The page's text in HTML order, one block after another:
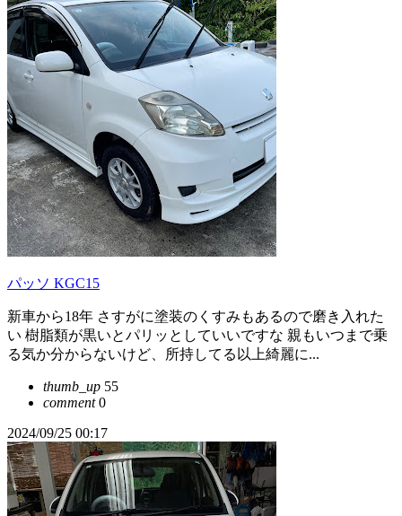
パッソ KGC15
新車から18年 さすがに塗装のくすみもあるので磨き入れた
い 樹脂類が黒いとパリッとしていいですな 親もいつまで乗
る気か分からないけど、所持してる以上綺麗に...
thumb_up 55
comment0
2024/09/25 00:17